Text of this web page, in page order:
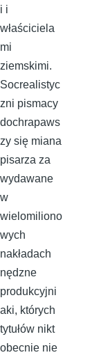
i i
właściciela
mi
ziemskimi.
Socrealistyc
zni pismacy
dochrapaws
zy się miana
pisarza za
wydawane
w
wielomiliono
wych
nakładach
nędzne
produkcyjni
aki, których
tytułów nikt
obecnie nie